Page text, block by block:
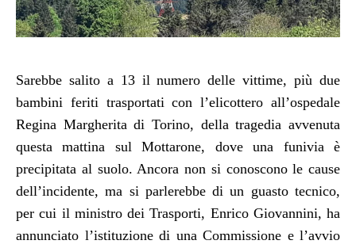
Sarebbe salito a 13 il numero delle vittime, più due
bambini feriti trasportati con l’elicottero all’ospedale
Regina Margherita di Torino, della tragedia avvenuta
questa mattina sul Mottarone, dove una funivia è
precipitata al suolo. Ancora non si conoscono le cause
dell’incidente, ma si parlerebbe di un guasto tecnico,
per cui il ministro dei Trasporti, Enrico Giovannini, ha
annunciato l’istituzione di una Commissione e l’avvio